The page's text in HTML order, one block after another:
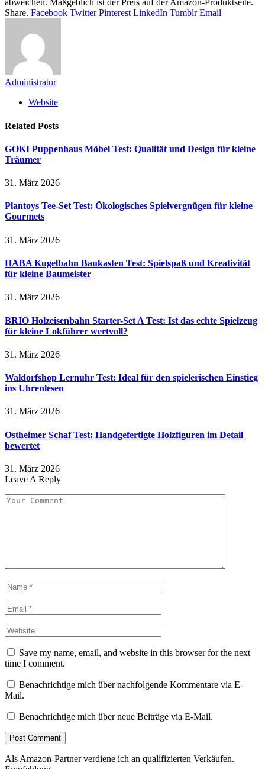
abweichen. Maßgeblich ist der Preis auf der Amazon-Produktseite.
Share. Facebook Twitter Pinterest LinkedIn Tumblr Email
Administrator
Website
Related Posts
GOKI Puppenhaus Möbel Test: Qualität und Design für kleine
Träumer
31. März 2026
Plantoys Tee-Set Test: Ökologisches Spielvergnügen für kleine
Gourmets
31. März 2026
HABA Kugelbahn Baukasten Test: Spielspaß und Kreativität
für kleine Baumeister
31. März 2026
BRIO Holzeisenbahn Starter-Set A Test: Ist das echte Spielzeug
für kleine Lokführer wertvoll?
31. März 2026
Waldorfshop Lernuhr Test: Ideal für den spielerischen Einstieg
ins Uhrenlesen
31. März 2026
Ostheimer Schaf Test: Handgefertigte Holzfiguren im Detail
bewertet
31. März 2026
Leave A Reply
Save my name, email, and website in this browser for the next
time I comment.
Benachrichtige mich über nachfolgende Kommentare via E-
Mail.
Benachrichtige mich über neue Beiträge via E-Mail.
Als Amazon-Partner verdiene ich an qualifizierten Verkäufen.